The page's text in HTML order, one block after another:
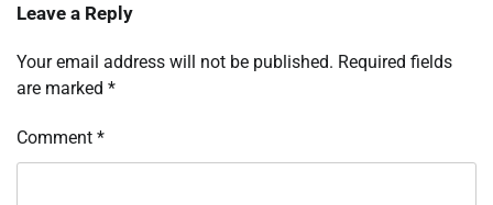
Leave a Reply
Your email address will not be published. Required fields
are marked *
Comment *